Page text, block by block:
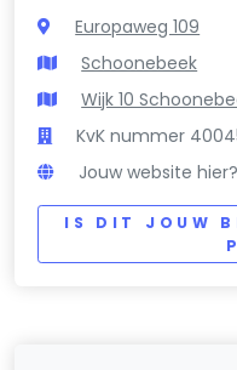
Europaweg 109
Schoonebeek
Wijk 10
KvK nummer
Jouw website hier?
IS DIT JOUW